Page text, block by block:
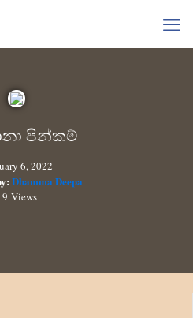
පින්කම්
6, 2022
Dhamma Deepa
Views